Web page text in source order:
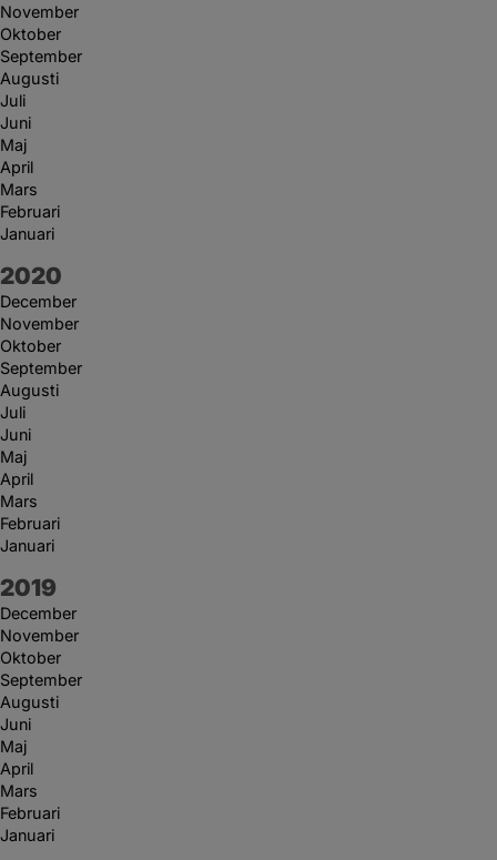
November
Oktober
September
Augusti
Juli
Juni
Maj
April
Mars
Februari
Januari
År:
2020
December
November
Oktober
September
Augusti
Juli
Juni
Maj
April
Mars
Februari
Januari
År:
2019
December
November
Oktober
September
Augusti
Juni
Maj
April
Mars
Februari
Januari